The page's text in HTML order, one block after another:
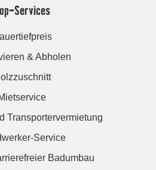
Services
& Abholen
Transportervermietung
Service
Badumbau